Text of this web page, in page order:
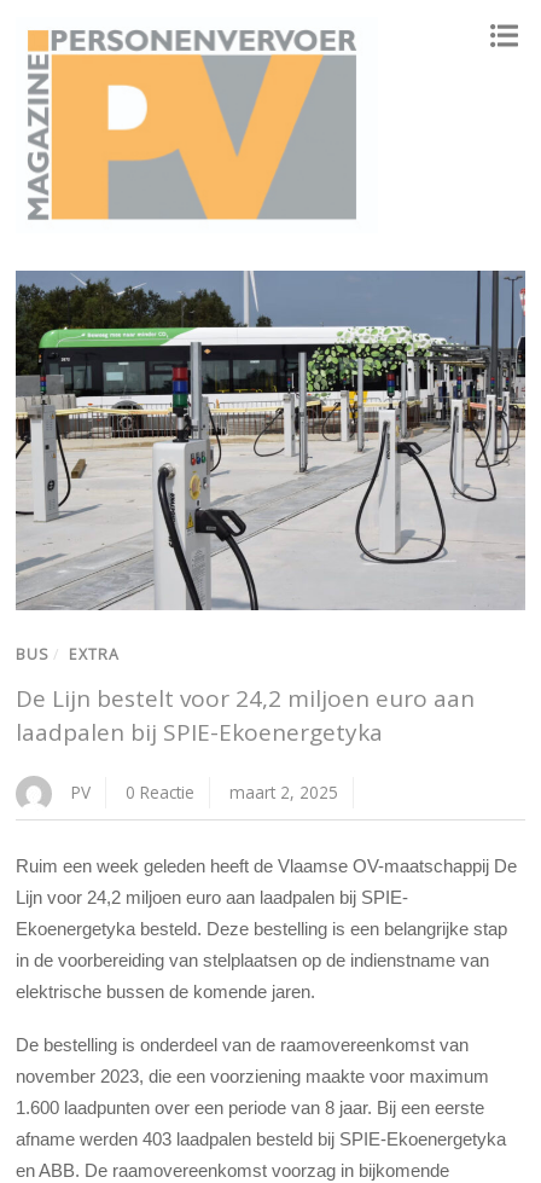
BUS / EXTRA
De Lijn bestelt voor 24,2 miljoen euro aan
laadpalen bij SPIE-Ekoenergetyka
PV 0 Reactie maart 2, 2025
Ruim een week geleden heeft de Vlaamse OV-maatschappij De
Lijn voor 24,2 miljoen euro aan laadpalen bij SPIE-
Ekoenergetyka besteld. Deze bestelling is een belangrijke stap
in de voorbereiding van stelplaatsen op de indienstname van
elektrische bussen de komende jaren.
De bestelling is onderdeel van de raamovereenkomst van
november 2023, die een voorziening maakte voor maximum
1.600 laadpunten over een periode van 8 jaar. Bij een eerste
afname werden 403 laadpalen besteld bij SPIE-Ekoenergetyka
en ABB. De raamovereenkomst voorzag in bijkomende